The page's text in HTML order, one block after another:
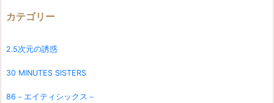
カテゴリー
2.5次元の誘惑
30 MINUTES SISTERS
86－エイティシックス－